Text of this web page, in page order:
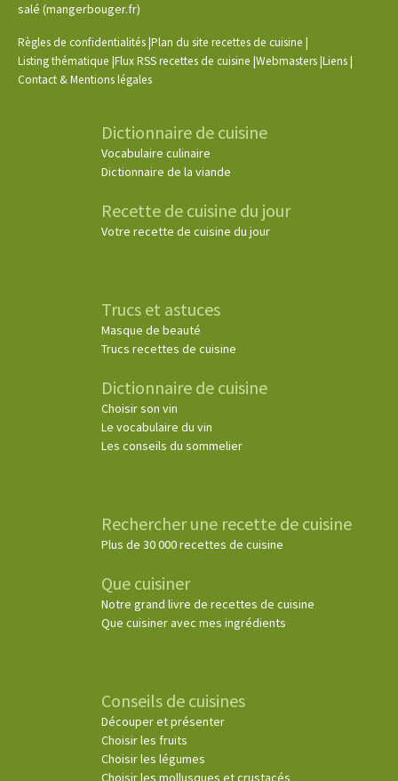
salé (mangerbouger.fr)
Règles de confidentialités|Plan du site recettes de cuisine |
Listing thématique |Flux RSS recettes de cuisine |Webmasters|Liens|
Contact & Mentions légales
Dictionnaire de cuisine
Vocabulaire culinaire
Dictionnaire de la viande
Recette de cuisine du jour
Votre recette de cuisine du jour
Trucs et astuces
Masque de beauté
Trucs recettes de cuisine
Dictionnaire de cuisine
Choisir son vin
Le vocabulaire du vin
Les conseils du sommelier
Rechercher une recette de cuisine
Plus de 30 000 recettes de cuisine
Que cuisiner
Notre grand livre de recettes de cuisine
Que cuisiner avec mes ingrédients
Conseils de cuisines
Découper et présenter
Choisir les fruits
Choisir les légumes
Choisir les mollusques et crustacés